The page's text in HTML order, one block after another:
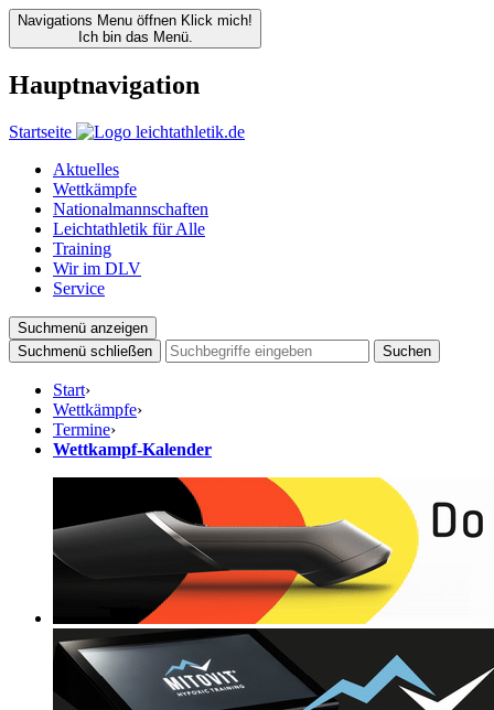
Navigations Menu öffnen Klick mich!
Ich bin das Menü.
Hauptnavigation
Startseite
Aktuelles
Wettkämpfe
Nationalmannschaften
Leichtathletik für Alle
Training
Wir im DLV
Service
Suchmenü anzeigen
Suchmenü schließen
Suchen
Start›
Wettkämpfe›
Termine›
Wettkampf-Kalender